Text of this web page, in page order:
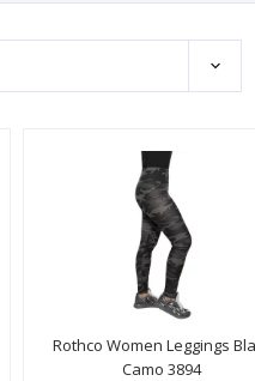
Rothco Women Leggings
Camo 3894